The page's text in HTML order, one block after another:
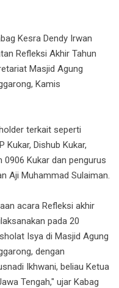
Kesra Dendy Irwan
Refleksi Akhir Tahun
Masjid Agung
Kamis
terkait seperti
Kukar, Dishub Kukar,
0906 Kukar dan pengurus
Aji Muhammad Sulaiman.
acara Refleksi akhir
pada 20
Isya di Masjid Agung
dengan
Ikhwani, beliau Ketua
Tengah," ujar Kabag